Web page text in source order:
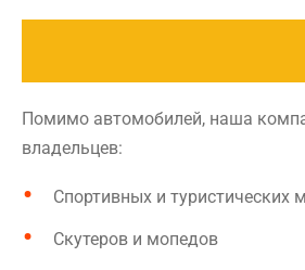
Помимо автомобилей, наша
владельцев:
Спортивных и туристических
Скутеров и мопедов